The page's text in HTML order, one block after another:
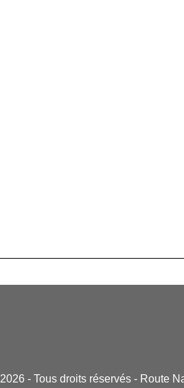
2026 - Tous droits réservés - Route